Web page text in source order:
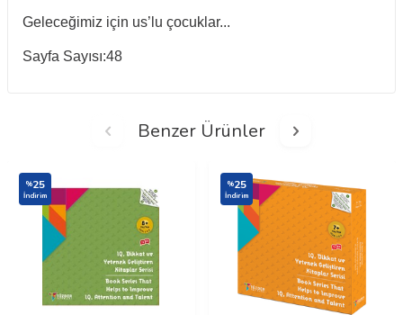
Geleceğimiz için us’lu çocuklar...
Sayfa Sayısı:48
Benzer Ürünler
%25
İndirim
%25
İndirim